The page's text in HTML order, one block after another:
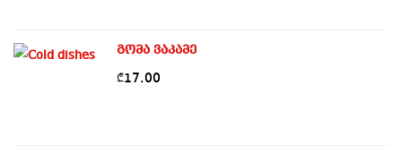
გომა ვაკამე
₾17.00